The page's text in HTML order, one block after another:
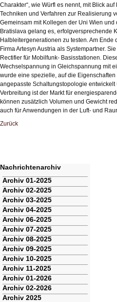
Charakter“, wie Würfl es nennt, mit Blick
Techniken und Verfahren zur Realisierung
Gemeinsam mit Kollegen der Uni Wien
Bratislava gelang es, erfolgversprechende
Halbleitergenerationen zu testen. Am Ende
Firma Artesyn Austria als Systempartner.
Rectifier für Mobilfunk- Basisstationen.
Wechselspannung in Gleichspannung mit
wurde eine spezielle, auf die
angepasste Schaltungstopologie
Verbreitung ist der Markt für
können zusätzlich Volumen und Gewicht
auch für Anwendungen in der Luft- und
Zurück
Nachrichtenarchiv
Navigation
überspringen
Archiv 01-2025
Archiv 02-2025
Archiv 03-2025
Archiv 04-2025
Archiv 06-2025
Archiv 07-2025
Archiv 08-2025
Archiv 09-2025
Archiv 10-2025
Archiv 11-2025
Archiv 01-2026
Archiv 02-2026
Archiv 2025